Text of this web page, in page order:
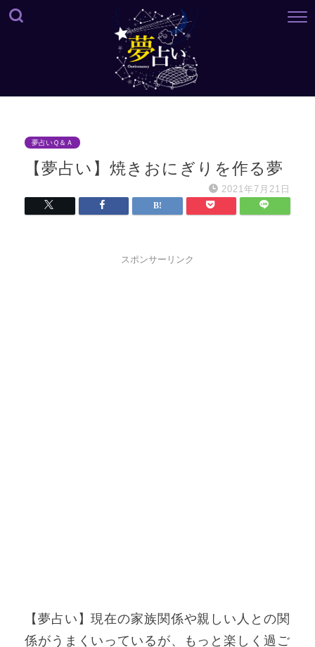
夢占いＱ＆Ａ
【夢占い】焼きおにぎりを作る夢
2021年7月21日
スポンサーリンク
【夢占い】現在の家族関係や親しい人との関
係がうまくいっているが、もっと楽しく過ご